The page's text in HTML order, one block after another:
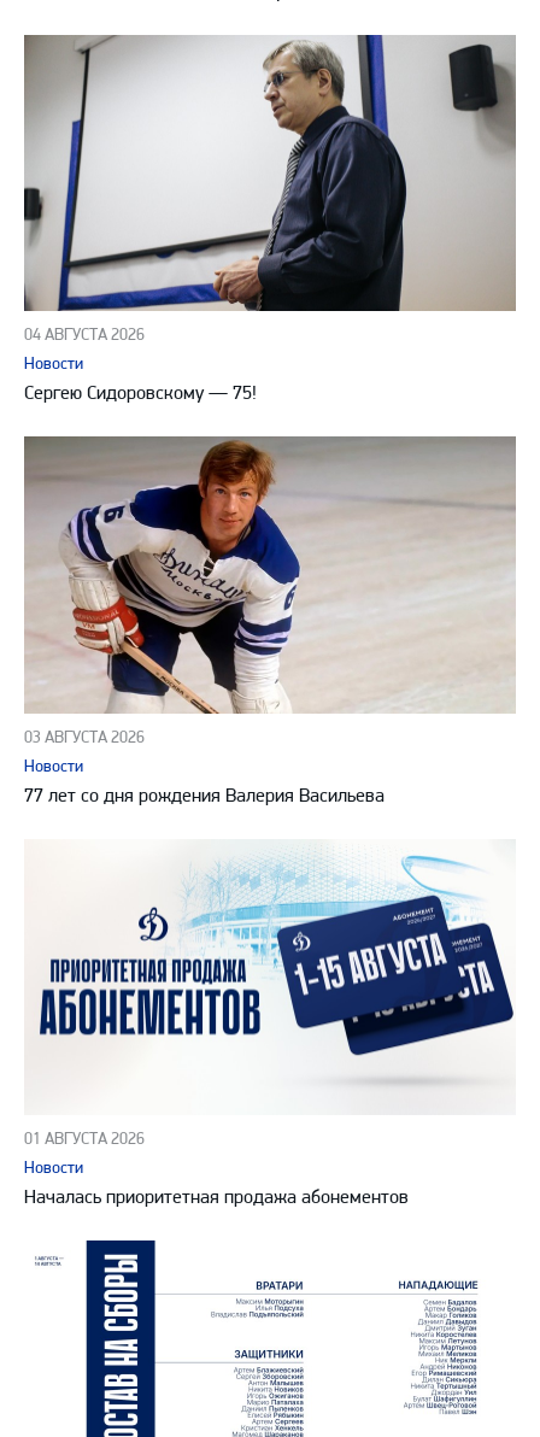
04 АВГУСТА 2026
Новости
Сергею Сидоровскому — 75!
03 АВГУСТА 2026
Новости
77 лет со дня рождения Валерия Васильева
01 АВГУСТА 2026
Новости
Началась приоритетная продажа абонементов